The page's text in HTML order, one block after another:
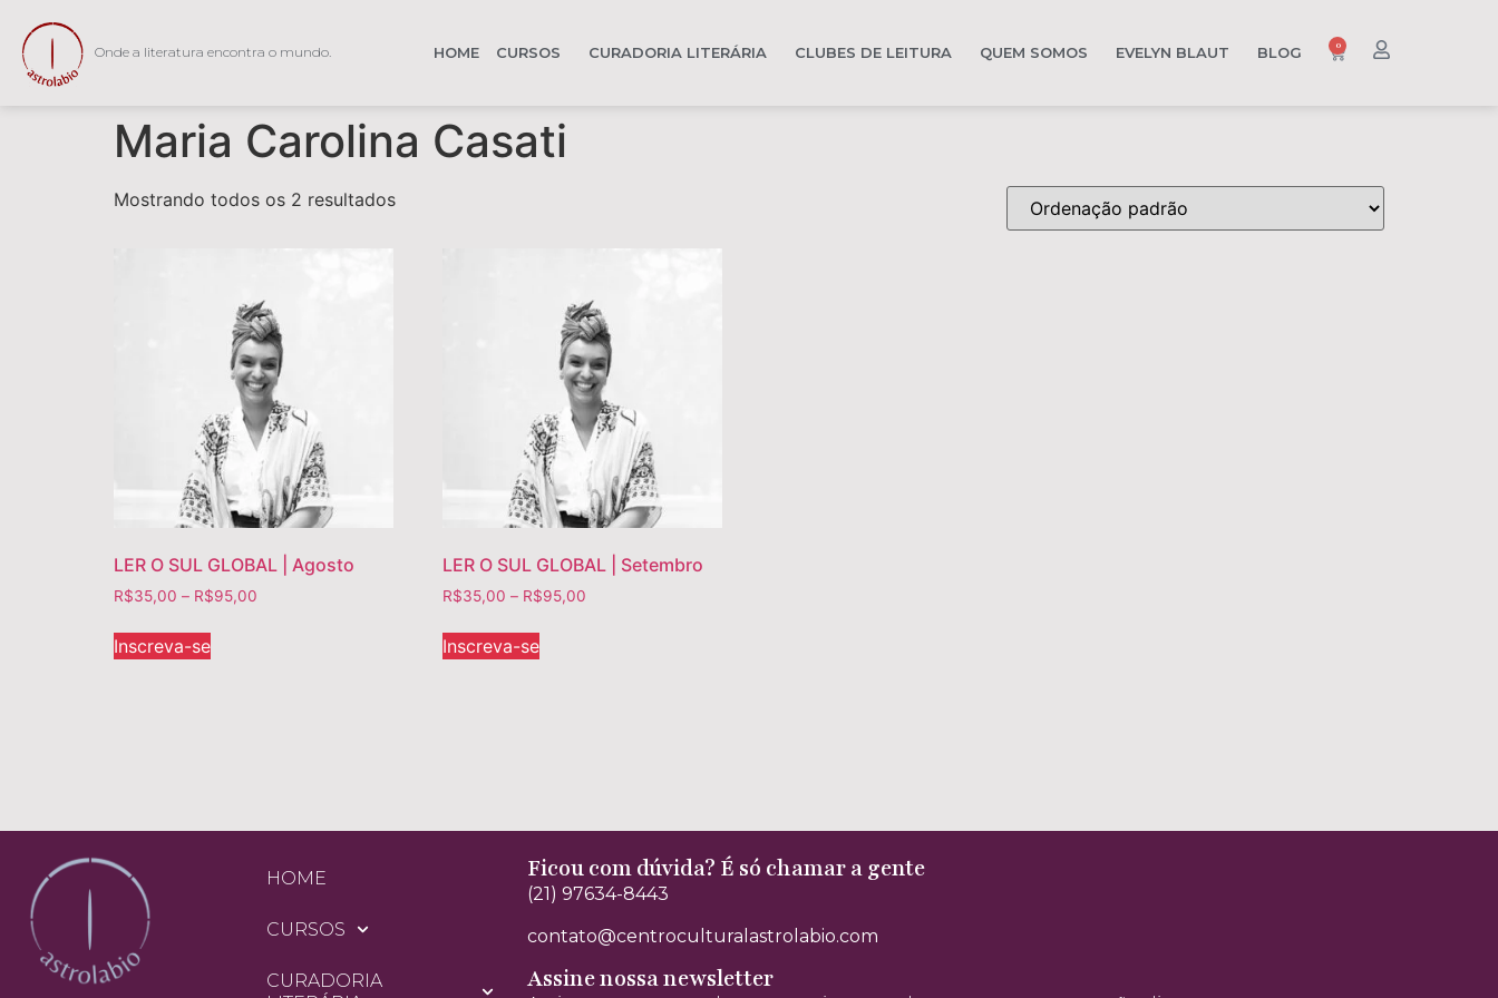
Onde a literatura encontra o mundo. HOME CURSOS CURADORIA LITERÁRIA CLUBES DE LEITURA QUEM SOMOS EVELYN BLAUT BLOG 0
Maria Carolina Casati
Mostrando todos os 2 resultados
LER O SUL GLOBAL | Agosto
R$35,00 – R$95,00
Inscreva-se
LER O SUL GLOBAL | Setembro
R$35,00 – R$95,00
Inscreva-se
HOME
CURSOS
CURADORIA
Ficou com dúvida? É só chamar a gente
(21) 97634-8443
contato@centroculturalastrolabio.com
Assine nossa newsletter